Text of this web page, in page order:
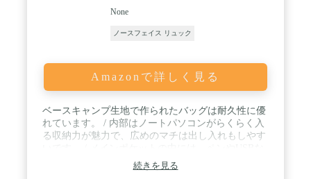
None
ノースフェイス リュック
Amazonで詳しく見る
ベースキャンプ生地で作られたバッグは耐久性に優
れています。 / 内部はノートパソコンがらくらく入
る収納力が魅力で、広めのマチは出し入れもしやす
ど小物を入れるための仕分けポケットがあり整理整
頓もばっちり。 / サイズ感もちょうどよく、便利な
続きを見る